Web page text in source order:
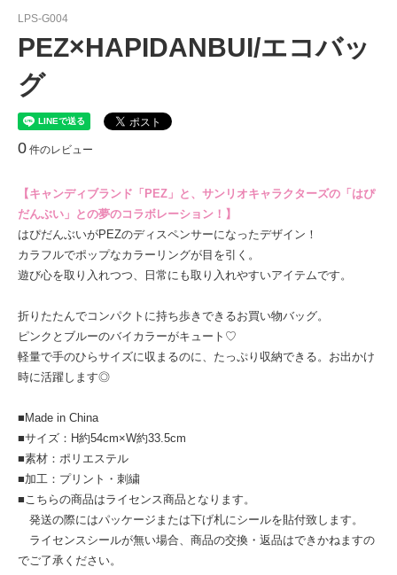
LPS-G004
PEZ×HAPIDANBUI/エコバッ
グ
0 件のレビュー
【キャンディブランド「PEZ」と、サンリオキャラクターズの「はぴ
だんぶい」との夢のコラボレーション！】
はぴだんぶいがPEZのディスペンサーになったデザイン！
カラフルでポップなカラーリングが目を引く。
遊び心を取り入れつつ、日常にも取り入れやすいアイテムです。
折りたたんでコンパクトに持ち歩きできるお買い物バッグ。
ピンクとブルーのバイカラーがキュート♡
軽量で手のひらサイズに収まるのに、たっぷり収納できる。お出かけ
時に活躍します◎
■Made in China
■サイズ：H約54cm×W約33.5cm
■素材：ポリエステル
■加工：プリント・刺繍
■こちらの商品はライセンス商品となります。
発送の際にはパッケージまたは下げ札にシールを貼付致します。
ライセンスシールが無い場合、商品の交換・返品はできかねますの
でご了承ください。